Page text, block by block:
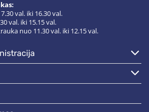
val. iki 16.30 val.
val. iki 15.15 val.
nuo 11.30 val. iki 12.15 val.